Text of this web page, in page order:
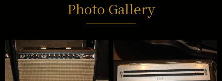
Photo Gallery